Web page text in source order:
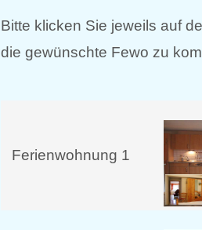
Bitte klicken Sie jeweils auf
die gewünschte Fewo zu
Ferienwohnung 1